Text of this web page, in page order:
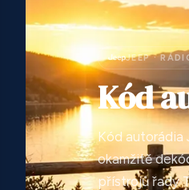
JEEP ·
Kód
Kód autorádia
okamžitě
přístrojů řady